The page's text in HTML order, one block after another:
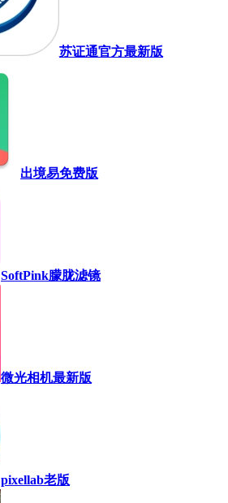
苏证通官方最新版
出境易免费版
SoftPink朦胧滤镜
微光相机最新版
pixellab老版